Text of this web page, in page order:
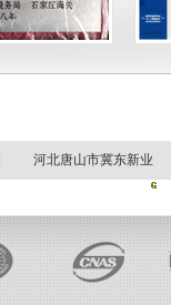
河北唐山市冀东新业